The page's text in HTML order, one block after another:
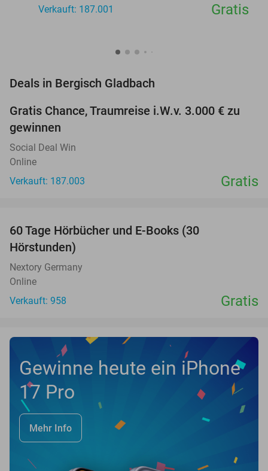
Verkauft: 187.001
Gratis
Deals in Bergisch Gladbach
Gratis Chance, Traumreise i.W.v. 3.000 € zu
gewinnen
Social Deal Win
Online
Verkauft: 187.003
Gratis
60 Tage Hörbücher und E-Books (30
Hörstunden)
Nextory Germany
Online
Verkauft: 958
Gratis
Gewinne heute ein iPhone
17 Pro
Mehr Info